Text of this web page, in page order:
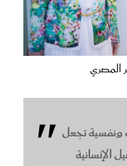
المصري
ونفسية تجعل
الإنسانية